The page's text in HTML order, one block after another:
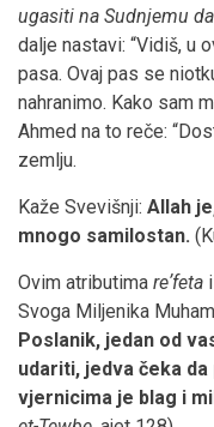
ugasiti na Sudnjemu
dalje nastavi: “Vidiš, u
pasa. Ovaj pas se
nahranimo. Kako sam
Ahmed na to reče:
zemlju.
Kaže Svevišnji: Allah
mnogo samilostan.
Ovim atributima reʼfeta i
Svoga Miljenika
Poslanik, jedan od
udariti, jedva čeka
vjernicima je blag i